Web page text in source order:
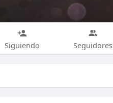
Siguiendo Seguidores